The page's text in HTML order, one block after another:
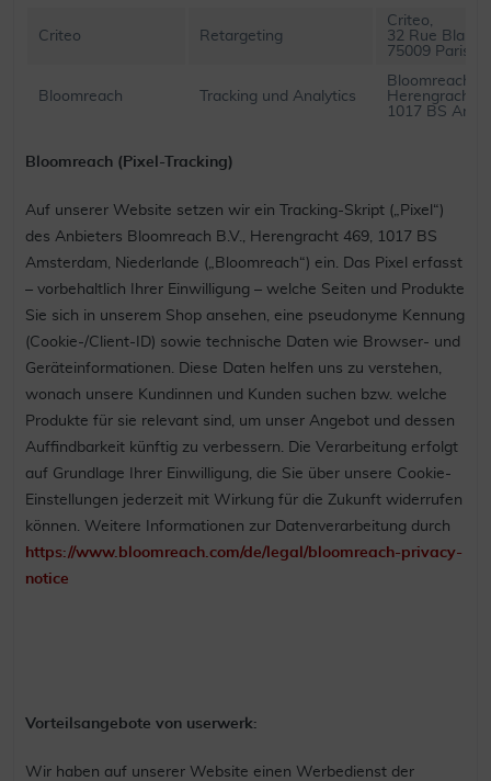
Criteo Retargeting
Criteo,
32 Rue
75009 Paris
Bloomreach Tracking und Analytics
Bloomreach
Herengracht
1017 BS
Bloomreach (Pixel-Tracking)
Auf unserer Website setzen wir ein Tracking-Skript („Pixel“)
des Anbieters Bloomreach B.V., Herengracht 469, 1017 BS
Amsterdam, Niederlande („Bloomreach“) ein. Das Pixel erfasst
– vorbehaltlich Ihrer Einwilligung – welche Seiten und Produkte
Sie sich in unserem Shop ansehen, eine pseudonyme Kennung
(Cookie-/Client-ID) sowie technische Daten wie Browser- und
Geräteinformationen. Diese Daten helfen uns zu verstehen,
wonach unsere Kundinnen und Kunden suchen bzw. welche
Produkte für sie relevant sind, um unser Angebot und dessen
Auffindbarkeit künftig zu verbessern. Die Verarbeitung erfolgt
auf Grundlage Ihrer Einwilligung, die Sie über unsere Cookie-
Einstellungen jederzeit mit Wirkung für die Zukunft widerrufen
können. Weitere Informationen zur Datenverarbeitung durch
https://www.bloomreach.com/de/legal/bloomreach-privacy-
notice
Vorteilsangebote von userwerk:
Wir haben auf unserer Website einen Werbedienst der